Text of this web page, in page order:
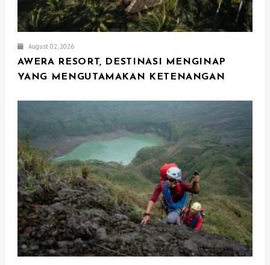
August 02, 2026
AWERA RESORT, DESTINASI MENGINAP
YANG MENGUTAMAKAN KETENANGAN